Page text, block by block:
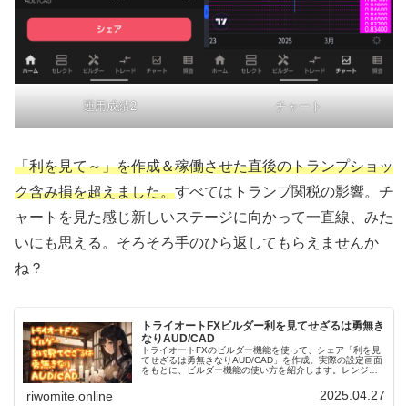
運用成績2 チャート
「利を見て～」を作成＆稼働させた直後のトランプショッ
ク含み損を超えました。すべてはトランプ関税の影響。チ
ャートを見た感じ新しいステージに向かって一直線、みた
いにも思える。そろそろ手のひら返してもらえませんか
ね？
トライオートFXビルダー利を見てせざるは勇無き
なりAUD/CAD
トライオートFXのビルダー機能を使って、シェア「利を見
てせざるは勇無きなりAUD/CAD」を作成。実際の設定画面
をもとに、ビルダー機能の使い方を紹介します。レンジア
riwomite.online 2025.04.27